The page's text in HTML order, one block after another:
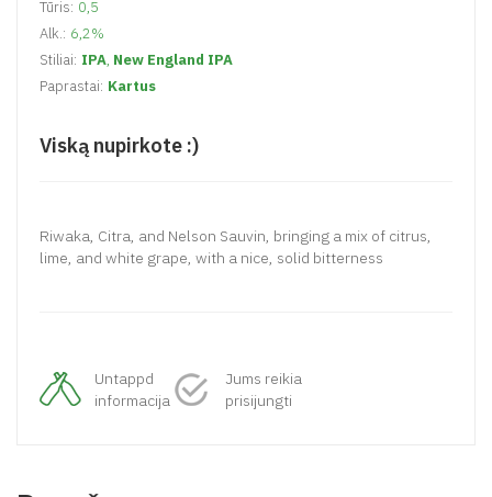
Tūris: 0,5
Alk.: 6,2%
Stiliai: IPA, New England IPA
Paprastai: Kartus
Viską nupirkote :)
Riwaka, Citra, and Nelson Sauvin, bringing a mix of citrus,
lime, and white grape, with a nice, solid bitterness
Untappd
informacija
Jums reikia
prisijungti